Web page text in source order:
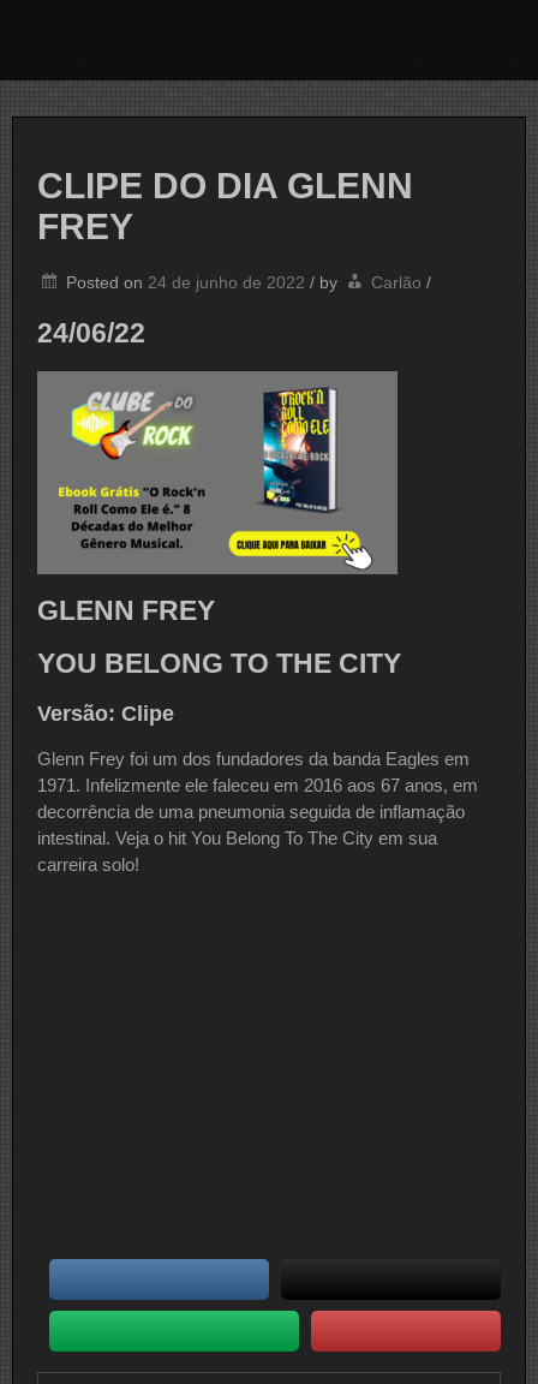
CLIPE DO DIA GLENN
FREY
Posted on 24 de junho de 2022 / by Carlão /
24/06/22
GLENN FREY
YOU BELONG TO THE CITY
Versão: Clipe
Glenn Frey foi um dos fundadores da banda Eagles em
1971. Infelizmente ele faleceu em 2016 aos 67 anos, em
decorrência de uma pneumonia seguida de inflamação
intestinal. Veja o hit You Belong To The City em sua
carreira solo!